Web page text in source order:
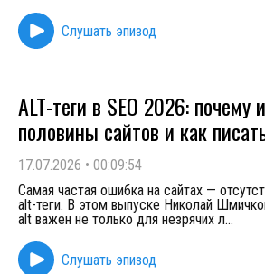
Слушать эпизод
ALT-теги в SEO 2026: почему
половины сайтов и как
17.07.2026 • 00:09:54
Самая частая ошибка на сайтах —
alt-теги. В этом выпуске Николай
alt важен не только для незрячих л...
Слушать эпизод